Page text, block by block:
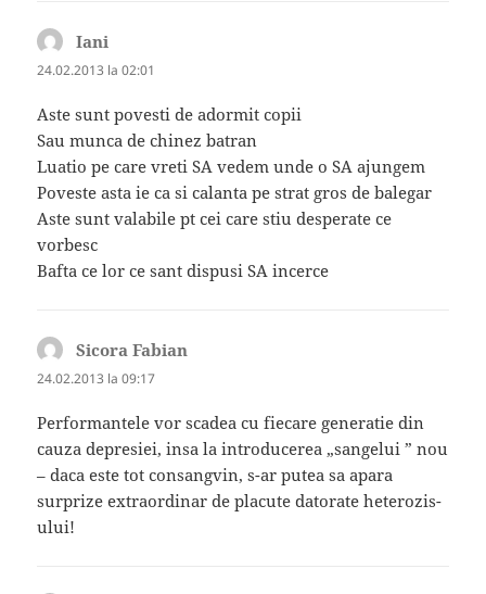
Iani
24.02.2013 la 02:01
Aste sunt povesti de adormit copii
Sau munca de chinez batran
Luatio pe care vreti SA vedem unde o SA ajungem
Poveste asta ie ca si calanta pe strat gros de balegar
Aste sunt valabile pt cei care stiu desperate ce
vorbesc
Bafta ce lor ce sant dispusi SA incerce
Sicora Fabian
24.02.2013 la 09:17
Performantele vor scadea cu fiecare generatie din
cauza depresiei, insa la introducerea „sangelui ” nou
– daca este tot consangvin, s-ar putea sa apara
surprize extraordinar de placute datorate heterozis-
ului!